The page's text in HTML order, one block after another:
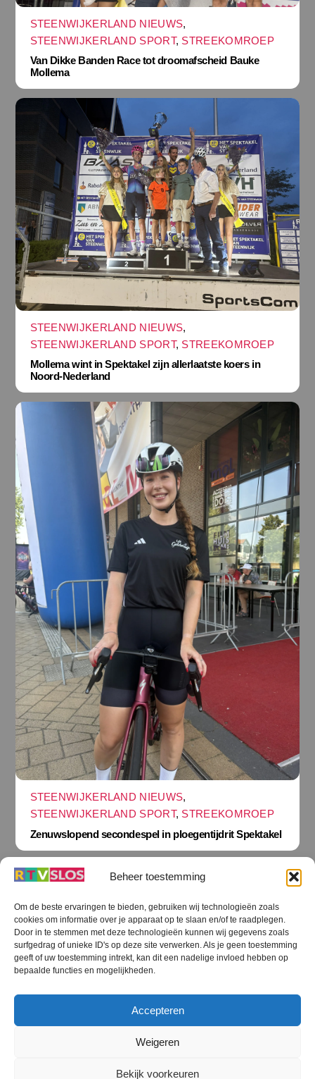
Beheer toestemming
Om de beste ervaringen te bieden, gebruiken wij technologieën zoals
cookies om informatie over je apparaat op te slaan en/of te raadplegen.
Door in te stemmen met deze technologieën kunnen wij gegevens zoals
surfgedrag of unieke ID's op deze site verwerken. Als je geen toestemming
geeft of uw toestemming intrekt, kan dit een nadelige invloed hebben op
bepaalde functies en mogelijkheden.
Accepteren
Weigeren
Bekijk voorkeuren
STEENWIJKERLAND NIEUWS,
STEENWIJKERLAND SPORT, STREEKOMROEP
Van Dikke Banden Race tot droomafscheid Bauke
Mollema
STEENWIJKERLAND NIEUWS,
STEENWIJKERLAND SPORT, STREEKOMROEP
Mollema wint in Spektakel zijn allerlaatste koers in
Noord-Nederland
STEENWIJKERLAND NIEUWS,
STEENWIJKERLAND SPORT, STREEKOMROEP
Zenuwslopend secondespel in ploegentijdrit Spektakel
Terug
naar
boven
RTV SLOS
RTV SLOS ANBI